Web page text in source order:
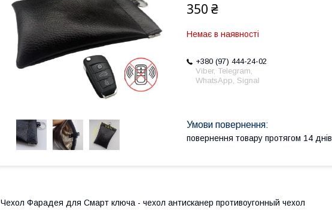
350 ₴
Немає в наявності
+380 (97) 444-24-02
Viber, Telegram,
WhatsApp, Signal
повернення товару протягом 14 днів
Чехол Фарадея для Смарт ключа - чехол антисканер противоугонный чехол